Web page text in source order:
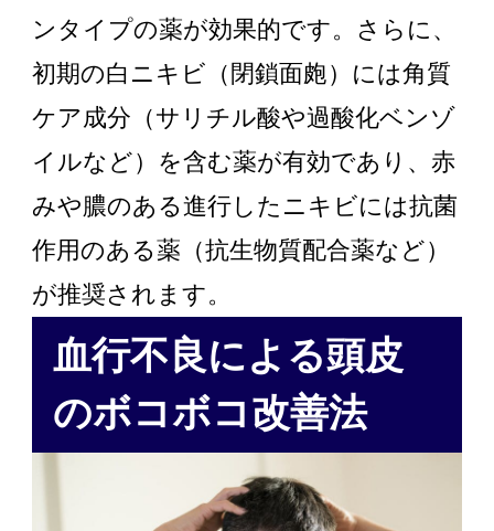
ンタイプの薬が効果的です。さらに、
初期の白ニキビ（閉鎖面皰）には角質
ケア成分（サリチル酸や過酸化ベンゾ
イルなど）を含む薬が有効であり、赤
みや膿のある進行したニキビには抗菌
作用のある薬（抗生物質配合薬など）
が推奨されます。
血行不良による頭皮
のボコボコ改善法